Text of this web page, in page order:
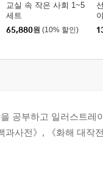
교실 속 작은 사회 1~5
세트
65,880원 (10% 할인)
공부하고 일러스트레
사전》, 《화해 대작